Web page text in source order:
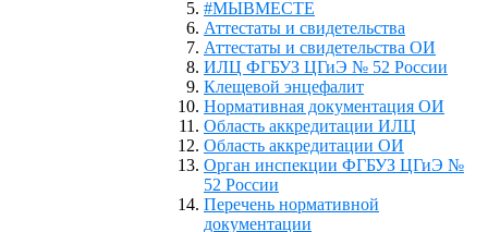
#МЫВМЕСТЕ
Аттестаты и свидетельства
Аттестаты и свидетельства ОИ
ИЛЦ ФГБУЗ ЦГиЭ № 52 России
Клещевой энцефалит
Нормативная документация ОИ
Область аккредитации ИЛЦ
Область аккредитации ОИ
Орган инспекции ФГБУЗ ЦГиЭ №
52 России
Перечень нормативной
документации